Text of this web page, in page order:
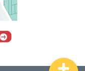
リシー